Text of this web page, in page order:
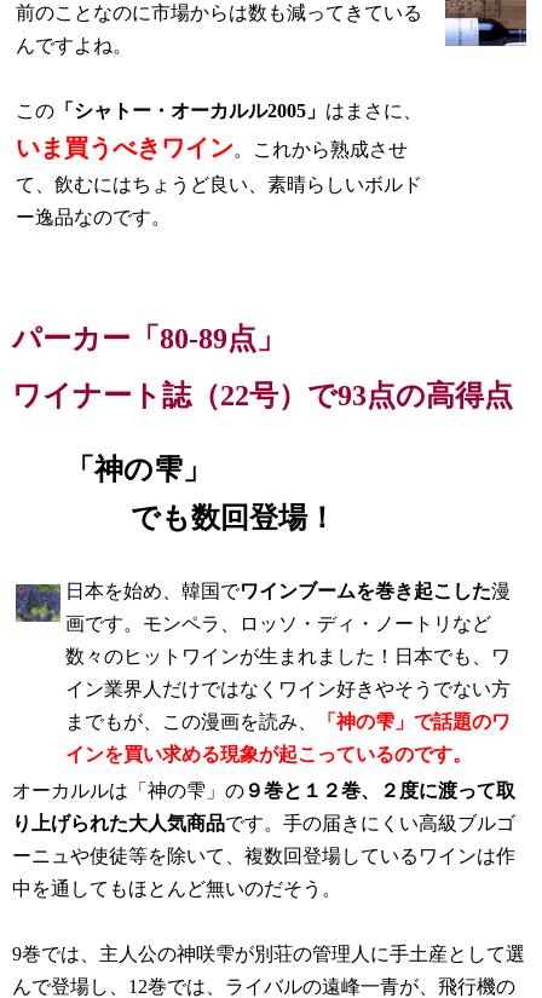
前のことなのに市場からは数も減ってきている
んですよね。
この 「シャトー・オーカルル2005」 はまさに、
いま買うべきワイン。
これから熟成させ
て、飲むにはちょうど良い、素晴らしいボルド
ー逸品なのです。
パーカー「80-89点」
ワイナート誌（22号）で93点の高得点
「神の雫」
でも数回登場！
日本を始め、韓国でワインブームを巻き起こした漫
画です。モンペラ、ロッソ・ディ・ノートリなど
数々のヒットワインが生まれました！日本でも、ワ
イン業界人だけではなくワイン好きやそうでない方
までもが、この漫画を読み、
「神の雫」で話題のワ
インを買い求める現象が起こっているのです。
オーカルルは「神の雫」の ９巻と１２巻、２度に渡って取
り上げられた大人気商品です。手の届きにくい高級ブルゴ
ーニュや使徒等を除いて、複数回登場しているワインは作
中を通してもほとんど無いのだそう。
9巻では、主人公の神咲雫が別荘の管理人に手土産として選
んで登場し、12巻では、ライバルの遠峰一青が、飛行機の